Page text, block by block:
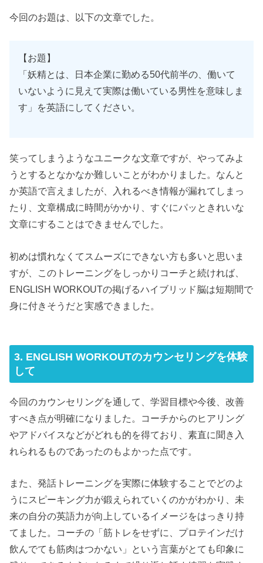
今回のお題は、以下の文章でした。
【お題】
「妖精とは、日本企業に勤める50代前半の、働いて
いないように見えて実際は働いている男性を意味しま
す」を英語にしてください。
笑ってしまうようなユニークな文章ですが、やってみよ
うとするとなかなか難しいことがわかりました。なんと
か英語で言えましたが、入れるべき情報が漏れてしまっ
たり、文章構成に時間がかかり、すぐにパッときれいな
文章にすることはできませんでした。
初めは慣れなくてスムーズにできない方も多いと思いま
すが、このトレーニングをしっかりコーチと続ければ、
ENGLISH WORKOUTの掲げるハイブリッド脳は短期間で
身に付きそうだと実感できました。
3. ENGLISH WORKOUTのカウンセリングを体験
して
今回のカウンセリングを通して、学習目標や今後、改善
すべき点が明確になりました。コーチからのヒアリング
やアドバイスなどがどれも的を得ており、素直に聞き入
れられるものであったのもよかった点です。
また、発話トレーニングを実際に体験することでどのよ
うにスピーキング力が鍛えられていくのかがわかり、未
来の自分の英語力が向上しているイメージをはっきり持
てました。コーチの「筋トレをせずに、プロテインだけ
飲んでても筋肉はつかない」という言葉がとても印象に